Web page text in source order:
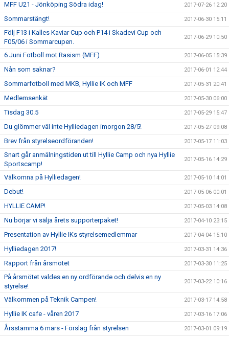
MFF U21 - Jönköping Södra idag! 2017-07-26 12:20
Sommarstängt! 2017-06-30 15:11
Följ F13 i Kalles Kaviar Cup och P14 i Skadevi Cup och
F05/06 i Sommarcupen.
2017-06-29 10:50
6 Juni Fotboll mot Rasism (MFF) 2017-06-05 15:39
Nån som saknar? 2017-06-01 12:44
Sommarfotboll med MKB, Hyllie IK och MFF 2017-05-31 20:41
Medlemsenkät 2017-05-30 06:00
Tisdag 30.5 2017-05-29 15:47
Du glömmer väl inte Hylliedagen imorgon 28/5! 2017-05-27 09:08
Brev från styrelseordföranden! 2017-05-17 11:03
Snart går anmälningstiden ut till Hyllie Camp och nya Hyllie
Sportscamp!
2017-05-16 14:29
Välkomna på Hylliedagen! 2017-05-10 14:01
Debut! 2017-05-06 00:01
HYLLIE CAMP! 2017-05-03 14:08
Nu börjar vi sälja årets supporterpaket! 2017-04-10 23:15
Presentation av Hyllie IKs styrelsemedlemmar 2017-04-04 15:10
Hylliedagen 2017! 2017-03-31 14:36
Rapport från årsmötet 2017-03-30 11:25
På årsmötet valdes en ny ordförande och delvis en ny
styrelse!
2017-03-22 10:16
Välkommen på Teknik Campen! 2017-03-17 14:58
Hyllie IK cafe - våren 2017 2017-03-16 17:06
Årsstämma 6 mars - Förslag från styrelsen 2017-03-01 09:19